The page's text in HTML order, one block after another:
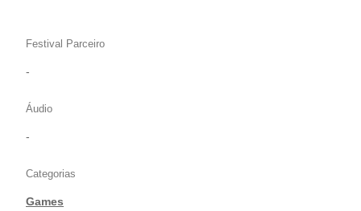
Festival Parceiro
-
Áudio
-
Categorias
Games